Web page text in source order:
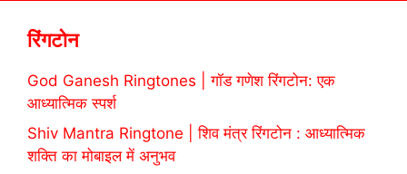
रिंगटोन
God Ganesh Ringtones | गॉड गणेश रिंगटोन: एक
आध्यात्मिक स्पर्श
Shiv Mantra Ringtone | शिव मंत्र रिंगटोन : आध्यात्मिक
शक्ति का मोबाइल में अनुभव